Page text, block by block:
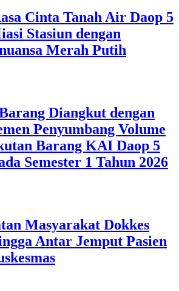
Cinta Tanah Air Daop 5
Stasiun dengan
Merah Putih
Diangkut dengan
Penyumbang Volume
Barang KAI Daop 5
Semester 1 Tahun 2026
Masyarakat Dokkes
Antar Jemput Pasien